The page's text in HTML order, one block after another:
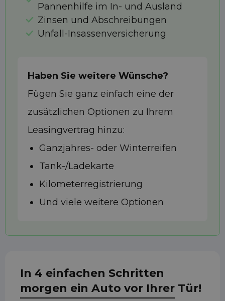
Pannenhilfe im In- und Ausland
Zinsen und Abschreibungen
Unfall-Insassenversicherung
Haben Sie weitere Wünsche?
Fügen Sie ganz einfach eine der
zusätzlichen Optionen zu Ihrem
Leasingvertrag hinzu:
Ganzjahres- oder Winterreifen
Tank-/Ladekarte
Kilometerregistrierung
Und viele weitere Optionen
In 4 einfachen Schritten
morgen ein Auto vor Ihrer Tür!